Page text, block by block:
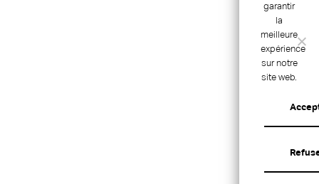
garantir
la
meilleure
expérience
sur notre
site web.